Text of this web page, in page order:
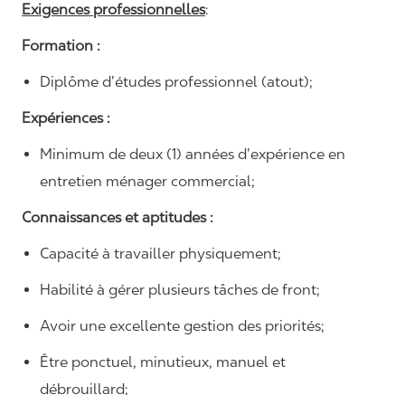
Exigences professionnelles:
Formation :
Diplôme d’études professionnel (atout);
Expériences :
Minimum de deux (1) années d’expérience en
entretien ménager commercial;
Connaissances et aptitudes :
Capacité à travailler physiquement;
Habilité à gérer plusieurs tâches de front;
Avoir une excellente gestion des priorités;
Être ponctuel, minutieux, manuel et
débrouillard;